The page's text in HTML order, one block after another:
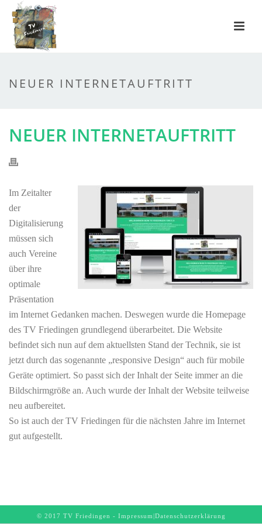
NEUER INTERNETAUFTRITT
NEUER INTERNETAUFTRITT
Im Zeitalter
der
Digitalisierung
müssen sich
auch Vereine
über ihre
optimale
Präsentation
im Internet Gedanken machen. Deswegen wurde die Homepage
des TV Friedingen grundlegend überarbeitet. Die Website
befindet sich nun auf dem aktuellsten Stand der Technik, sie ist
jetzt durch das sogenannte „responsive Design“ auch für mobile
Geräte optimiert. So passt sich der Inhalt der Seite immer an die
Bildschirmgröße an. Auch wurde der Inhalt der Website teilweise
neu aufbereitet.
So ist auch der TV Friedingen für die nächsten Jahre im Internet
gut aufgestellt.
© 2017 TV Friedingen - Impressum|Datenschutzerklärung